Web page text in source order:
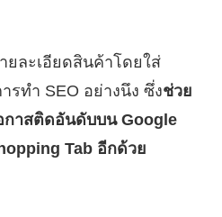
ยละเอียดสินค้าโดยใส่
รทำ SEO อย่างนึง ซึ่งช่วย
กาสติดอันดับบน Google
Tab อีกด้วย